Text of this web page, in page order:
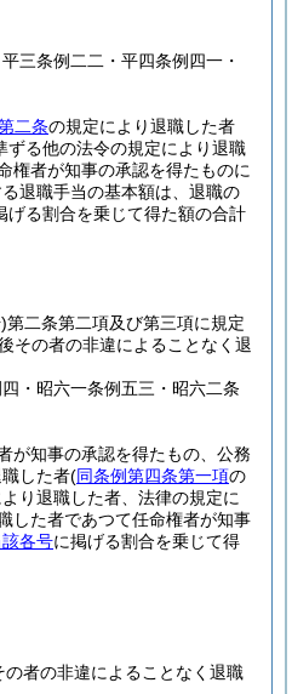
三条例二二・平四条例四一・
二条の規定により退職した者
ずる他の法令の規定により退職
権者が知事の承認を得たものに
退職手当の基本額は、退職の
げる割合を乗じて得た額の合計
第二条第二項及び第三項に規定
その者の非違によることなく退
・昭六一条例五三・昭六二条
が知事の承認を得たもの、公務
した者(同条例第四条第一項の
り退職した者、法律の規定に
した者であつて任命権者が知事
該各号に掲げる割合を乗じて得
者の非違によることなく退職